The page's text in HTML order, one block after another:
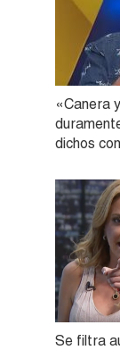
«Canera
dichos
Se filtra